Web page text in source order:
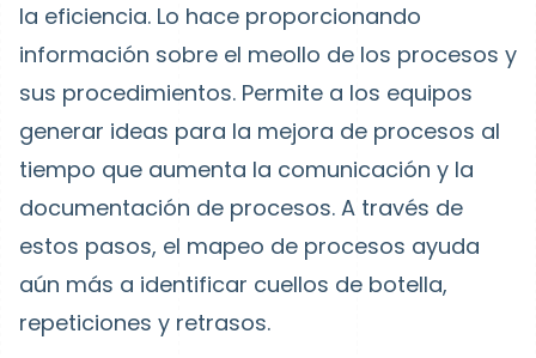
la eficiencia. Lo hace proporcionando
información sobre el meollo de los procesos y
sus procedimientos. Permite a los equipos
generar ideas para la mejora de procesos al
tiempo que aumenta la comunicación y la
documentación de procesos. A través de
estos pasos, el mapeo de procesos ayuda
aún más a identificar cuellos de botella,
repeticiones y retrasos.